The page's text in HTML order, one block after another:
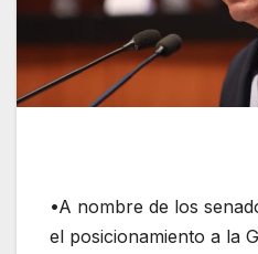
•A nombre de los
el posicionamiento a la